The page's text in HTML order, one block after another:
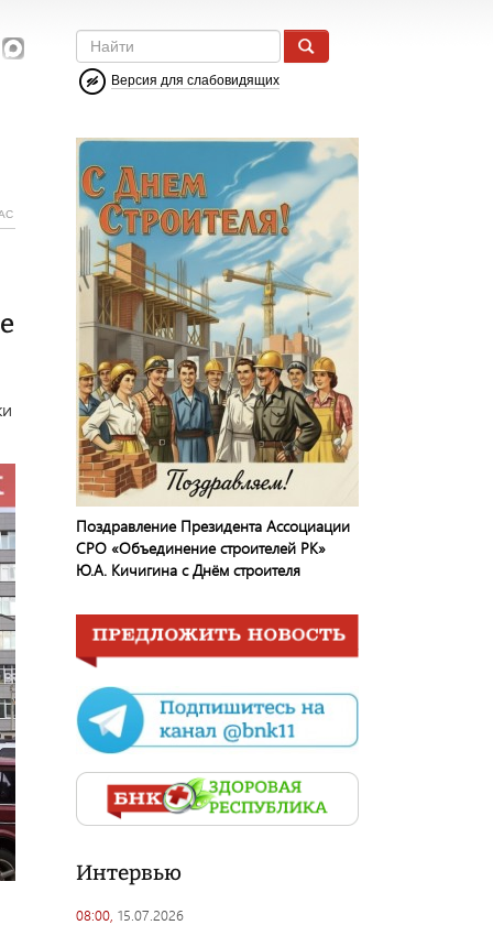
Версия для слабовидящих
Поздравление Президента Ассоциации
СРО «Объединение строителей РК»
Ю.А. Кичигина с Днём строителя
Интервью
08:00, 15.07.2026